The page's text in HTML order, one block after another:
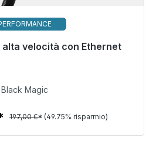
alta velocità con Ethernet
immediata, tempo di
99,00 €
Dettagli
Black Magic
197,00 €* (49.75% risparmio)